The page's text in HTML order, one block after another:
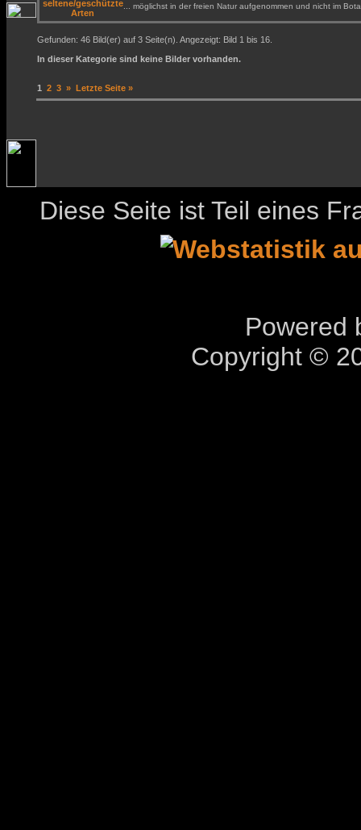
... möglichst in der freien Natur aufgenommen und nicht im
Gefunden: 46 Bild(er) auf 3 Seite(n). Angezeigt: Bild 1 bis 16.
In dieser Kategorie sind keine Bilder vorhanden.
1 2 3 » Letzte Seite »
Diese Seite ist Teil eines
Powered
Copyright ©